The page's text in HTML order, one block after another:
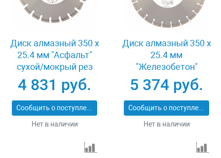
Диск алмазный 350 х
25.4 мм "Асфальт"
сухой/мокрый рез
Pro Matrix 731073
4 831 руб.
Сообщить о поступлении
Нет в наличии
Диск алмазный 350 х
25.4 мм
"Железобетон"
сухой/мокрый рез
Pro Matrix 731103
5 374 руб.
Сообщить о поступлении
Нет в наличии